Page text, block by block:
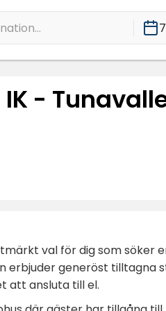
-
val för dig som
erbjuder generöst
att ansluta till el.